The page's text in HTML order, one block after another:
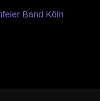
Band Köln